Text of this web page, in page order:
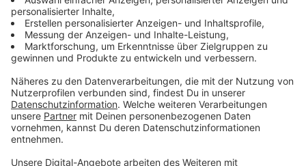
zufolge5 Millionen Dollar.
Fernsehsender in den USA - CBS - hatte im Vorfeld
schon angekündigt, dass alle Werbeplätze schnell
verkauft wurden, da noch mehr Menschen als sonst
wohl vor den Fernsehgeräten zuschauen werden.
Anzeige
Wo kann in den Super Bowl 55 verfolgen?